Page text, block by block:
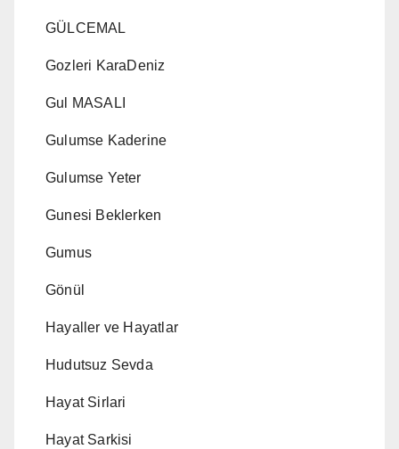
GÜLCEMAL
Gozleri KaraDeniz
Gul MASALI
Gulumse Kaderine
Gulumse Yeter
Gunesi Beklerken
Gumus
Gönül
Hayaller ve Hayatlar
Hudutsuz Sevda
Hayat Sirlari
Hayat Sarkisi